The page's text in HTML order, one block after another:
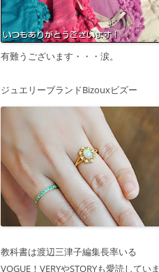
有難うございます・・・涙。
ジュエリーブランドBizouxビズー
教科書は渡辺三津子編集長率いる
VOGUE！VERYやSTORYも愛読していま